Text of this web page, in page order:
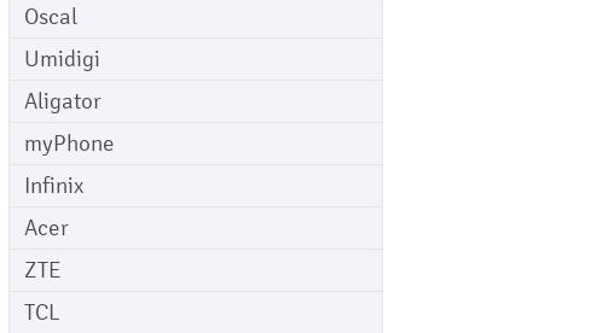
Oscal
Umidigi
Aligator
myPhone
Infinix
Acer
ZTE
TCL